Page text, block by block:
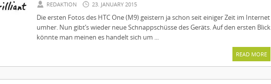
REDAKTION 23. JANUARY 2015
Die ersten Fotos des HTC One (M9) geistern ja schon seit einiger Zeit im Internet
umher. Nun gibt’s wieder neue Schnappschüsse des Geräts. Auf den ersten Blick
könnte man meinen es handelt sich um ...
READ MORE